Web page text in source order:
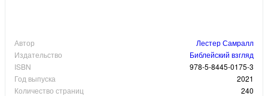
Автор
Лестер Самралл
Издательство
Библейский взгляд
ISBN
978-5-8445-0175-3
Год выпуска
2021
Количество страниц
240